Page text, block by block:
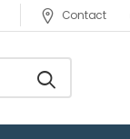
Contact